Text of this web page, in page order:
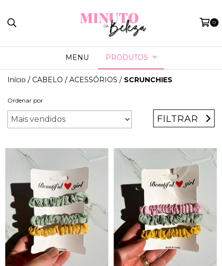
0
MENU PRODUTOS
Início / CABELO / ACESSÓRIOS / SCRUNCHIES
Ordenar por
FILTRAR